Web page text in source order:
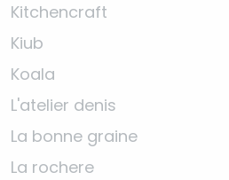
Kitchencraft
Kiub
Koala
L'atelier denis
La bonne graine
La rochere